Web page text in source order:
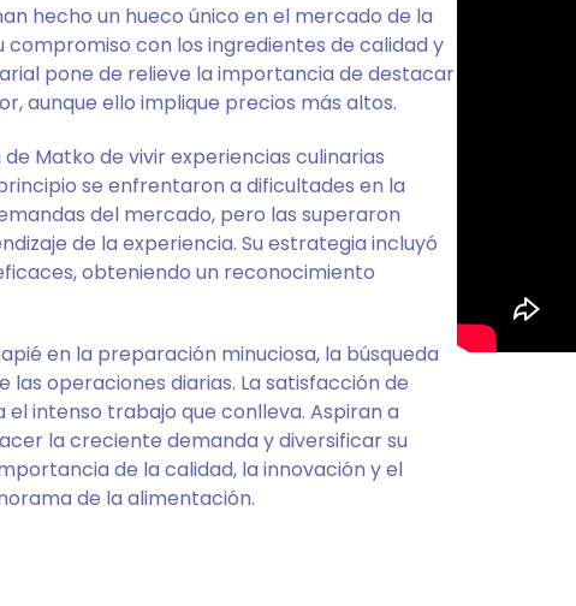
hecho un hueco único en el mercado de la
con los ingredientes de calidad y
pone de relieve la importancia de destacar
aunque ello implique precios más altos.
Matko de vivir experiencias culinarias
se enfrentaron a dificultades en la
del mercado, pero las superaron
de la experiencia. Su estrategia incluyó
obteniendo un reconocimiento
en la preparación minuciosa, la búsqueda
operaciones diarias. La satisfacción de
intenso trabajo que conlleva. Aspiran a
la creciente demanda y diversificar su
de la calidad, la innovación y el
de la alimentación.